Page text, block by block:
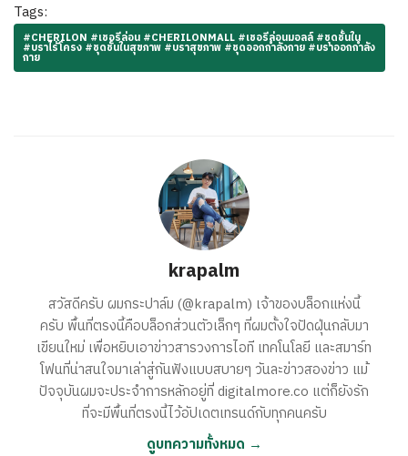
Tags:
#CHERILON #เชอรีล่อน #CHERILONMALL #เชอรีล่อนมอลล์ #ชุดชั้นใน
#บราไร้โครง #ชุดชั้นในสุขภาพ #บราสุขภาพ #ชุดออกกำลังกาย #บราออกกำลัง
กาย
krapalm
สวัสดีครับ ผมกระปาล์ม (@krapalm) เจ้าของบล็อกแห่งนี้
ครับ พื้นที่ตรงนี้คือบล็อกส่วนตัวเล็กๆ ที่ผมตั้งใจปัดฝุ่นกลับมา
เขียนใหม่ เพื่อหยิบเอาข่าวสารวงการไอที เทคโนโลยี และสมาร์ท
โฟนที่น่าสนใจมาเล่าสู่กันฟังแบบสบายๆ วันละข่าวสองข่าว แม้
ปัจจุบันผมจะประจำการหลักอยู่ที่ digitalmore.co แต่ก็ยังรัก
ที่จะมีพื้นที่ตรงนี้ไว้อัปเดตเทรนด์กับทุกคนครับ
ดูบทความทั้งหมด →